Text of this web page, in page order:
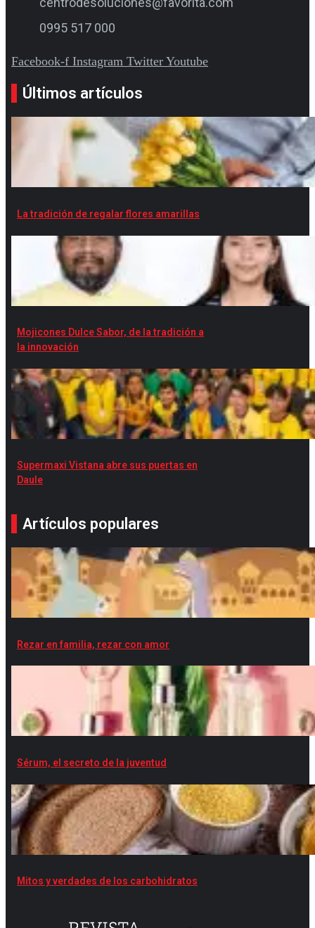
0995 517 000
Facebook-f Instagram Twitter Youtube
Últimos artículos
La tradición de regalar flores amarillas
Mojicones Dulce Sabor, de la tradición a
la innovación
Supermaxi Vistana abre sus puertas en
Daule
Artículos populares
Rezar en familia, rezar con amor
Sérum, el secreto de la juventud
Mitos y verdades de los carbohidratos